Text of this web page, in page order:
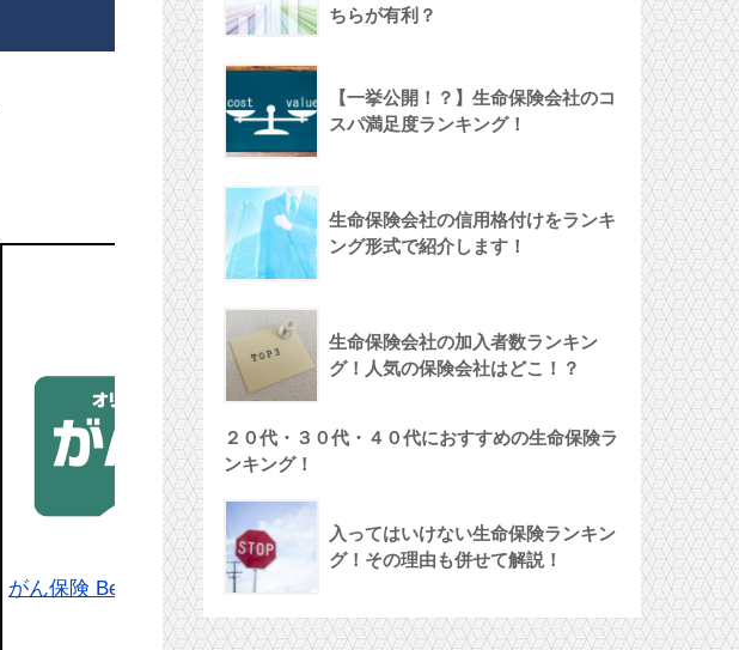
がん保険 Believe（ビリーブ）▼
ちらが有利？
【一挙公開！？】生命保険会社のコ
スパ満足度ランキング！
生命保険会社の信用格付けをランキ
ング形式で紹介します！
生命保険会社の加入者数ランキン
グ！人気の保険会社はどこ！？
２０代・３０代・４０代におすすめの生命保険ラ
ンキング！
入ってはいけない生命保険ランキン
グ！その理由も併せて解説！